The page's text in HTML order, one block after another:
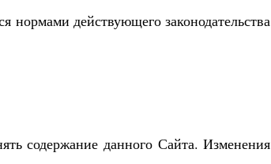
нормами действующего законодательства
содержание данного Сайта. Изменения